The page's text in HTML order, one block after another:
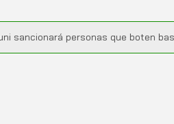
sancionará personas que boten